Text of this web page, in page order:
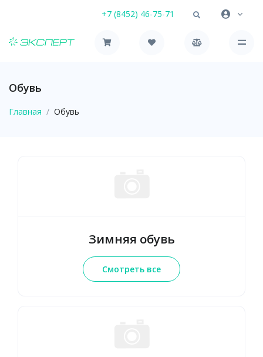
+7 (8452) 46-75-71
Обувь
Главная Обувь
Зимняя обувь
Смотреть все